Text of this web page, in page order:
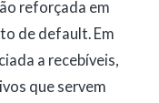
reforçada em
de default. Em
a recebíveis,
que servem